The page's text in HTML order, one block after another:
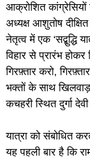
आक्रोशित
अध्यक्ष आशुतोष
नेतृत्व में एक ‘सद्बुद्धि
विहार से प्रारंभ
गिरफ़्तार करो,
भक्तों के साथ
कचहरी स्थित दुर्गा
यात्रा को संबोधित
यह पहली बार है कि